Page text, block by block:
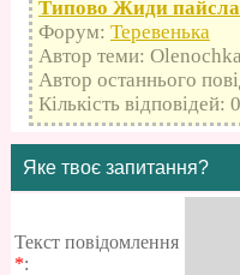
Типово Жиди
Форум: Теревенька
Автор теми: Olenochka
Автор останнього
Кількість відповідей: 0
Яке твоє запитання?
Текст повідомлення
*: